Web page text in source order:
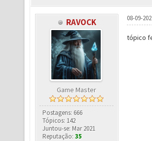
RAVOCK
Game Master
Postagens: 666
Tópicos: 142
Juntou-se: Mar 2021
Reputação:35
08-09-
tópico